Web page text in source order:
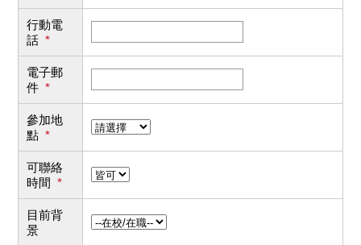
行動電
話 *
電子郵
件 *
參加地
點 *
可聯絡
時間 *
目前背
景